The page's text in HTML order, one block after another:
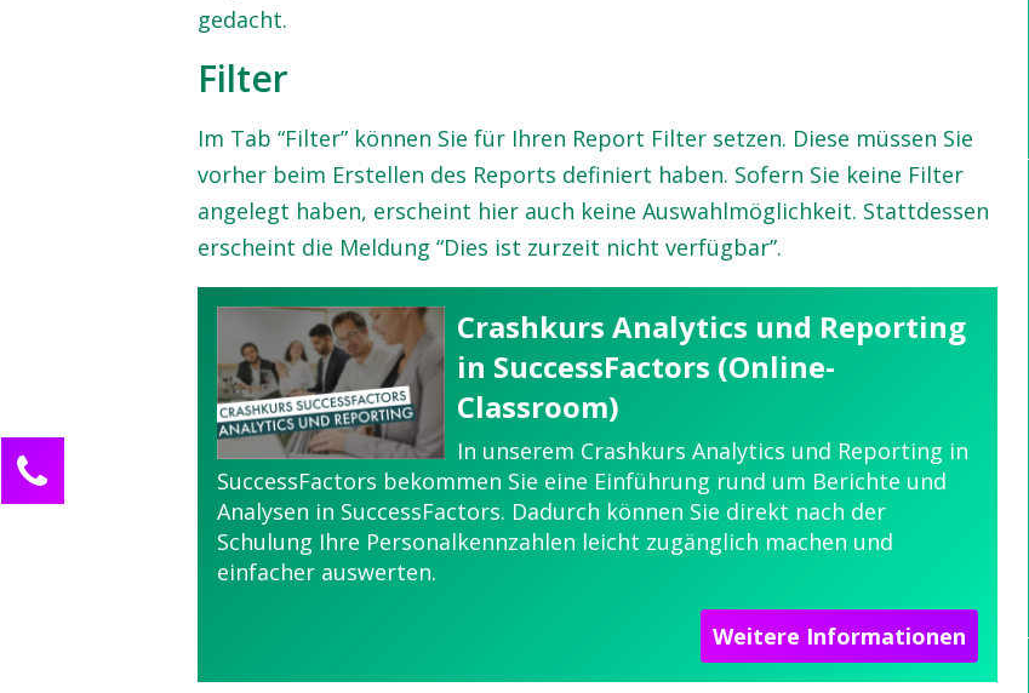
gedacht.
Filter
Im Tab “Filter” können Sie für Ihren Report Filter setzen. Diese müssen Sie
vorher beim Erstellen des Reports definiert haben. Sofern Sie keine Filter
angelegt haben, erscheint hier auch keine Auswahlmöglichkeit. Stattdessen
erscheint die Meldung “Dies ist zurzeit nicht verfügbar”.
Crashkurs Analytics und Reporting
in SuccessFactors (Online-
Classroom)
In unserem Crashkurs Analytics und Reporting in
SuccessFactors bekommen Sie eine Einführung rund um Berichte und
Analysen in SuccessFactors. Dadurch können Sie direkt nach der
Schulung Ihre Personalkennzahlen leicht zugänglich machen und
einfacher auswerten.
Weitere Informationen
Kontaktieren Sie uns!
Nadja Messer
Kundenservice
0211 946 285 72-10